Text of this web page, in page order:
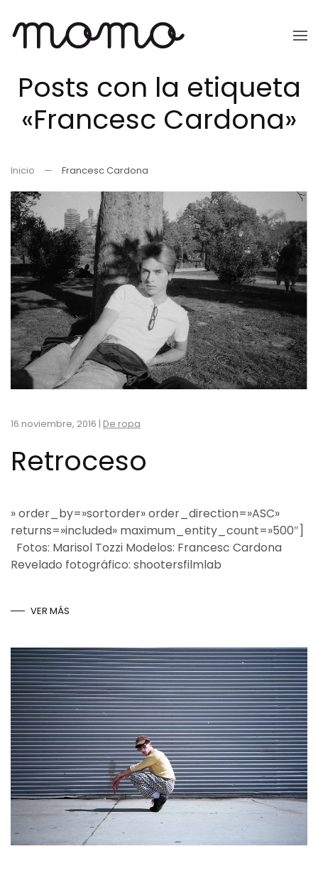
Ir
contenido
principal
Posts con la etiqueta
«Francesc Cardona»
Inicio Francesc Cardona
16 noviembre, 2016 | De ropa
Retroceso
» order_by=»sortorder» order_direction=»ASC»
returns=»included» maximum_entity_count=»500″]
Fotos: Marisol Tozzi Modelos: Francesc Cardona
Revelado fotográfico: shootersfilmlab
VER MÁS